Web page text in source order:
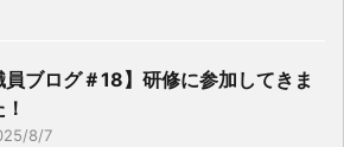
員ブログ＃18】研修に参加してきま
8/7